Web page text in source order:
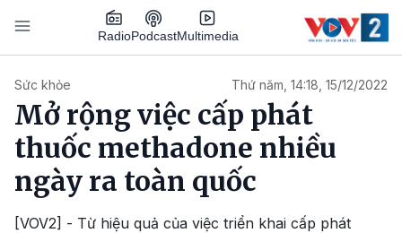
Nhảy đến nội dung
RadioPodcastMultimedia
Sức khỏe Thứ năm, 14:18, 15/12/2022
Mở rộng việc cấp phát
thuốc methadone nhiều
ngày ra toàn quốc
[VOV2] - Từ hiệu quả của việc triển khai cấp phát